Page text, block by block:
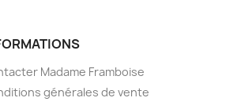
Madame Framboise
générales de vente